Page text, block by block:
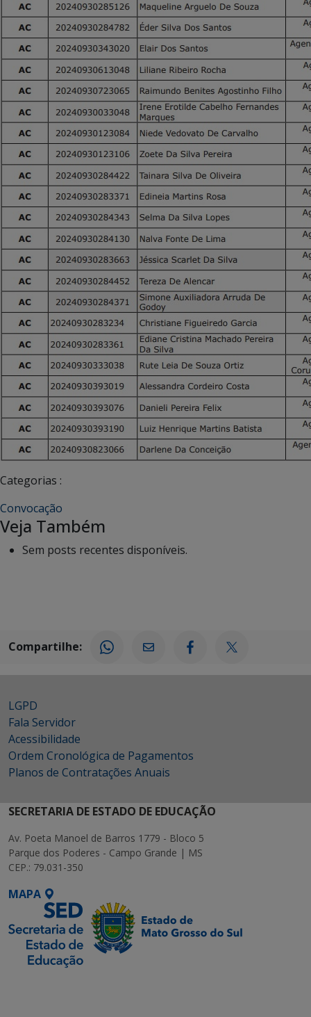
Categorias :
Convocação
Veja Também
Sem posts recentes disponíveis.
Compartilhe:
LGPD
Fala Servidor
Acessibilidade
Ordem Cronológica de Pagamentos
Planos de Contratações Anuais
SECRETARIA DE ESTADO DE EDUCAÇÃO
Av. Poeta Manoel de Barros 1779 - Bloco 5
Parque dos Poderes - Campo Grande | MS
CEP.: 79.031-350
MAPA